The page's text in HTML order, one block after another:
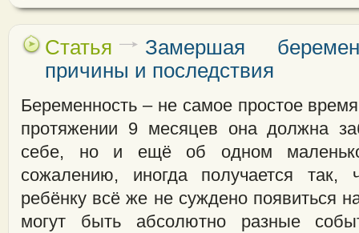
Статья
Замершая
причины и последствия
Беременность – не самое простое
протяжении 9 месяцев она должна
себе, но и ещё об одном
сожалению, иногда получается так,
ребёнку всё же не суждено появиться
могут быть абсолютно разные